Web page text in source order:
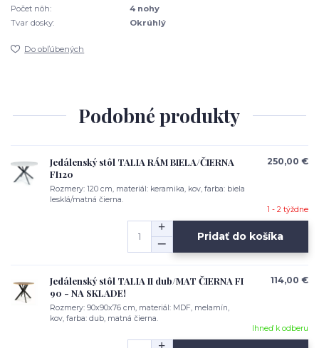
Počet nôh:
4 nohy
Tvar dosky:
Okrúhlý
Do obľúbených
Podobné produkty
Jedálenský stôl TALIA RÁM BIELA/ČIERNA
FI120
Rozmery: 120 cm, materiál: keramika, kov, farba: biela
lesklá/matná čierna.
250,00 €
1 - 2 týždne
Pridať do košíka
Jedálenský stôl TALIA II dub/MAT ČIERNA FI
90 - NA SKLADE!
Rozmery: 90x90x76 cm, materiál: MDF, melamín,
kov, farba: dub, matná čierna.
114,00 €
Ihneď k odberu